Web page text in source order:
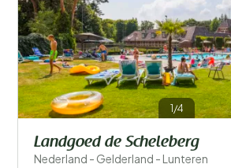
1/4
Landgoed de Scheleberg
Nederland - Gelderland - Lunteren